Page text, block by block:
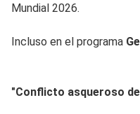
Mundial 2026.
Incluso en el programa
"Conflicto asqueroso